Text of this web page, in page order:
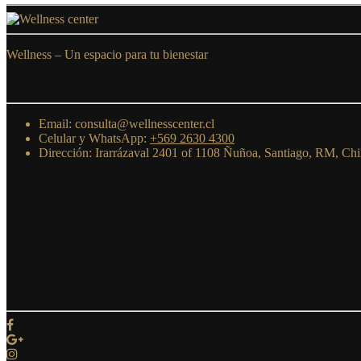
Wellness – Un espacio para tu bienestar
Email: consulta@wellnesscenter.cl
Celular y WhatsApp: +569 2630 4300
Dirección: Irarrázaval 2401 of 1108 Ñuñoa, Santiago, RM,